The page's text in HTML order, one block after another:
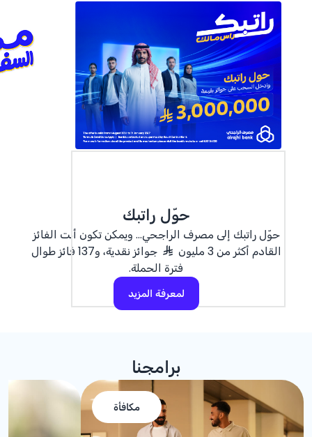
حوّل راتبك
حوّل راتبك إلى مصرف الراجحي... ويمكن تكون أنت الفائز
القادم أكثر من 3 مليون
جوائز نقدية، و137 فائز طوال
فترة الحملة.
لمعرفة المزيد
برامجنا
مكافأة